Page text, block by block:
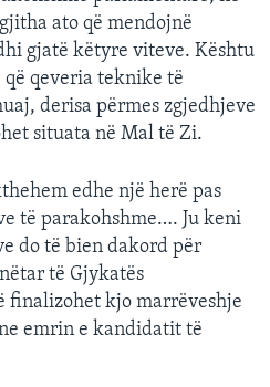
ato që mendojnë
gjatë këtyre viteve. Kështu
qeveria teknike të
derisa përmes zgjedhjeve
situata në Mal të Zi.
edhe një herë pas
të parakohshme…. Ju keni
do të bien dakord për
të Gjykatës
finalizohet kjo marrëveshje
emrin e kandidatit të